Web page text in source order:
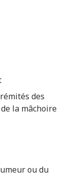
des
la mâchoire
ou du